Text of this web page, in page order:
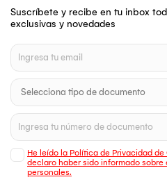
Suscríbete y recibe en tu inbox
exclusivas y novedades
He leído la Política de Privacidad de
declaro haber sido informado
personales.